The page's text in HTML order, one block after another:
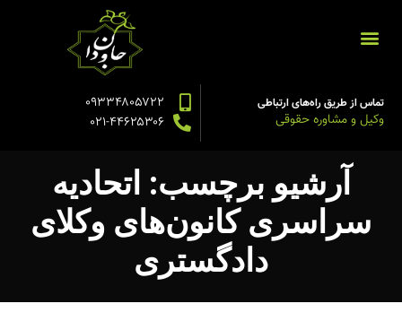
تماس از طریق راه‌های ارتباطی
وکیل و مشاوره حقوقی
۰۹۳۳۴۸۰۵۷۲۲
۰۲۱-۴۴۶۲۵۳۰۶
آرشیو برچسب: اتحادیه
سراسری کانون‌های وکلای
دادگستری